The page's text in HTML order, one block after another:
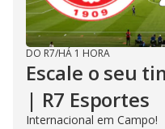
DO R7/HÁ 1 HORA
Escale o seu
| R7 Esportes
Internacional em Campo!